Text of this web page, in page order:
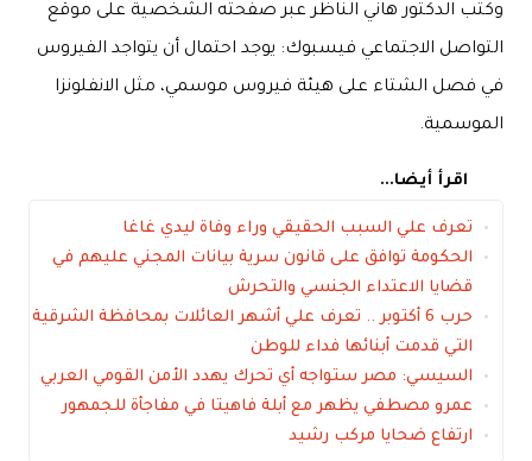
وكتب الدكتور هاني الناظر عبر صفحته الشخصية على موقع
التواصل الاجتماعي فيسبوك: يوجد احتمال أن يتواجد الفيروس
في فصل الشتاء على هيئة فيروس موسمي، مثل الانفلونزا
الموسمية.
اقرأ أيضا...
تعرف علي السبب الحقيقي وراء وفاة ليدي غاغا
الحكومة توافق على قانون سرية بيانات المجني عليهم في
قضايا الاعتداء الجنسي والتحرش
حرب 6 أكتوبر .. تعرف علي أشهر العائلات بمحافظة الشرقية
التي قدمت أبنائها فداء للوطن
السيسي: مصر ستواجه أي تحرك يهدد الأمن القومي العربي
عمرو مصطفي يظهر مع أبلة فاهيتا في مفاجأة للجمهور
ارتفاع ضحايا مركب رشيد